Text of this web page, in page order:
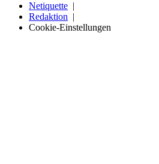
Netiquette
Redaktion
Cookie-Einstellungen